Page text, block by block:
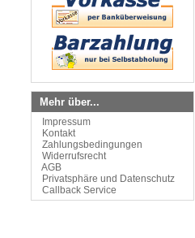
Mehr über...
Impressum
Kontakt
Zahlungsbedingungen
Widerrufsrecht
AGB
Privatsphäre und Datenschutz
Callback Service